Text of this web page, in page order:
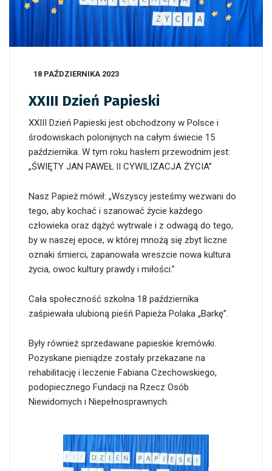
18 PAŹDZIERNIKA 2023
XXIII Dzień Papieski
XXIII Dzień Papieski jest obchodzony w Polsce i
środowiskach polonijnych na całym świecie 15
października. W tym roku hasłem przewodnim jest:
„ŚWIĘTY JAN PAWEŁ II CYWILIZACJA ŻYCIA”
Nasz Papież mówił: „Wszyscy jesteśmy wezwani do
tego, aby kochać i szanować życie każdego
człowieka oraz dążyć wytrwale i z odwagą do tego,
by w naszej epoce, w której mnożą się zbyt liczne
oznaki śmierci, zapanowała wreszcie nowa kultura
życia, owoc kultury prawdy i miłości.”
Cała społeczność szkolna 18 października
zaśpiewała ulubioną pieśń Papieża Polaka „Barkę”.
Były również sprzedawane papieskie kremówki.
Pozyskane pieniądze zostały przekazane na
rehabilitację i leczenie Fabiana Czechowskiego,
podopiecznego Fundacji na Rzecz Osób
Niewidomych i Niepełnosprawnych.